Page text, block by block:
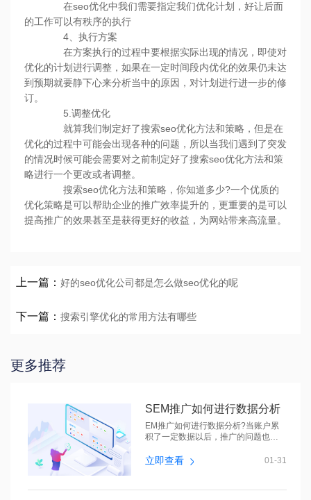
在seo优化中我们需要指定我们优化计划，好让后面
的工作可以有秩序的执行
4、执行方案
在方案执行的过程中要根据实际出现的情况，即使对
优化的计划进行调整，如果在一定时间段内优化的效果仍未达
到预期就要静下心来分析当中的原因，对计划进行进一步的修
订。
5.调整优化
就算我们制定好了搜索seo优化方法和策略，但是在
优化的过程中可能会出现各种的问题，所以当我们遇到了突发
的情况时候可能会需要对之前制定好了搜索seo优化方法和策
略进行一个更改或者调整。
搜索seo优化方法和策略，你知道多少?一个优质的
优化策略是可以帮助企业的推广效率提升的，更重要的是可以
提高推广的效果甚至是获得更好的收益，为网站带来高流量。
上一篇：好的seo优化公司都是怎么做seo优化的呢
下一篇：搜索引擎优化的常用方法有哪些
更多推荐
SEM推广如何进行数据分析
EM推广如何进行数据分析?当账户累
积了一定数据以后，推广的问题也随
立即查看 01-31